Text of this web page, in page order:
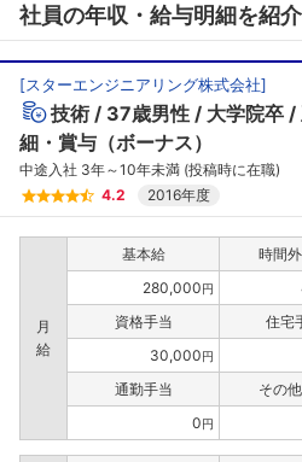
社員の年収・給与明細を紹介
[スターエンジニアリング株式会社]
技術 37歳男性 大学院卒
細・賞与（ボーナス）
中途入社 3年～10年未満 (投稿時に在職)
4.2
2016年度
月
給
基本給 時間
280,000円
資格手当 住宅
30,000円
通勤手当
その
0円